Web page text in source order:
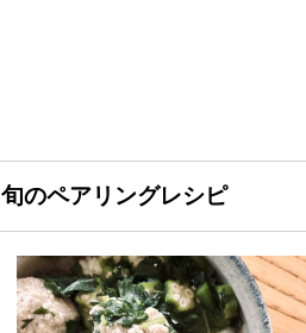
旬のペアリングレシピ